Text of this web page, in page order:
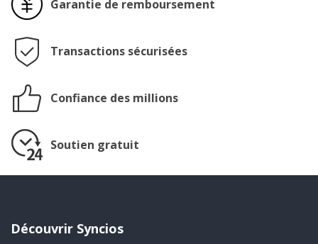
Garantie de remboursement
Transactions sécurisées
Confiance des millions
Soutien gratuit
Découvrir Syncios